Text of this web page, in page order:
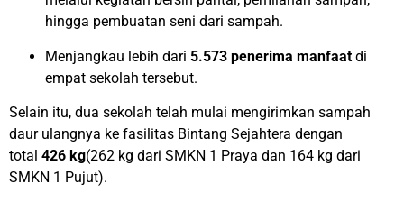
hingga pembuatan seni dari sampah.
Menjangkau lebih dari 5.573 penerima manfaat di
empat sekolah tersebut.
Selain itu, dua sekolah telah mulai mengirimkan sampah
daur ulangnya ke fasilitas Bintang Sejahtera dengan
total 426 kg(262 kg dari SMKN 1 Praya dan 164 kg dari
SMKN 1 Pujut).